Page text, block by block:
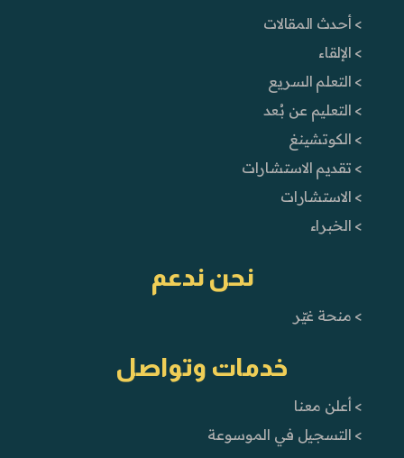
> أحدث المقالات
> الإلقاء
> التعلم السريع
> التعليم عن بُعد
> الكوتشينغ
> تقديم الاستشارات
> الاستشارات
> الخبراء
نحن ندعم
> منحة غيّر
خدمات وتواصل
> أعلن معنا
> التسجيل في الموسوعة